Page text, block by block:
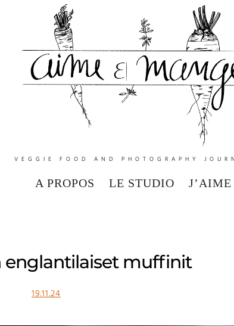
VEGGIE FOOD AND PHOTOGRAPHY
A PROPOS LE STUDIO J’AIME
englantilaiset muffinit
19.11.24